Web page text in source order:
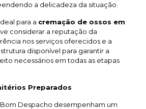
a delicadeza da situação.
para a cremação de ossos em
considerar a reputação da
nos serviços oferecidos e a
disponível para garantir a
necessários em todas as etapas
Preparados
Bom Despacho desempenham um